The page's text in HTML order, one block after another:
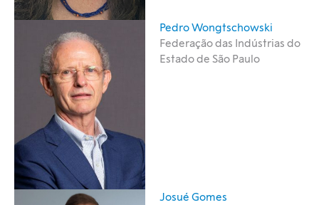
Pedro Wongtschowski
Federação das Indústrias do
Estado de São Paulo
Josué Gomes